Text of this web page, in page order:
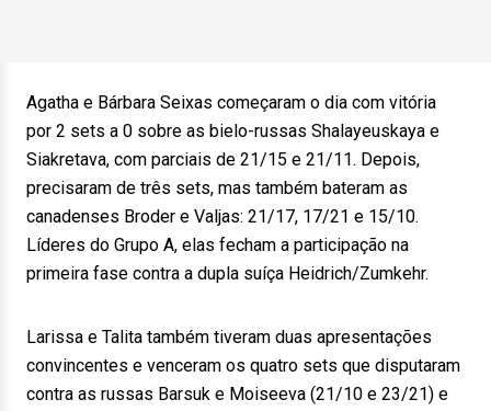
Agatha e Bárbara Seixas começaram o dia com vitória
por 2 sets a 0 sobre as bielo-russas Shalayeuskaya e
Siakretava, com parciais de 21/15 e 21/11. Depois,
precisaram de três sets, mas também bateram as
canadenses Broder e Valjas: 21/17, 17/21 e 15/10.
Líderes do Grupo A, elas fecham a participação na
primeira fase contra a dupla suíça Heidrich/Zumkehr.
Larissa e Talita também tiveram duas apresentações
convincentes e venceram os quatro sets que disputaram
contra as russas Barsuk e Moiseeva (21/10 e 23/21) e